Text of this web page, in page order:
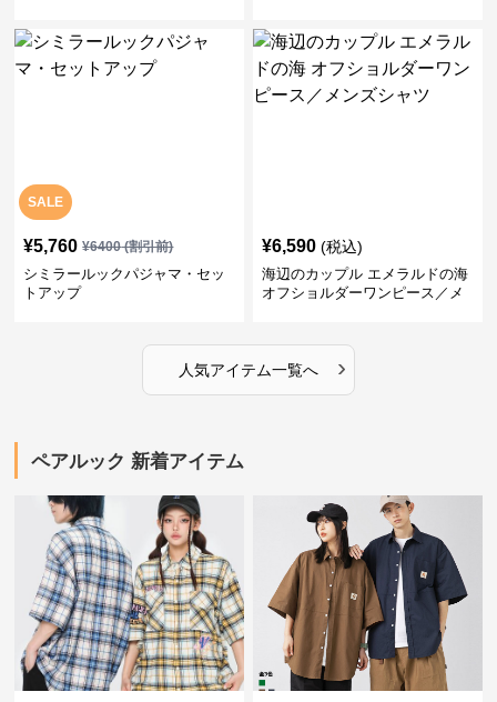
SALE
¥5,760 ¥6400(割引前)
シミラールックパジャマ・セッ
トアップ
¥6,590 (税込)
海辺のカップル エメラルドの海
オフショルダーワンピース／メ
人気アイテム一覧へ ›
ペアルック 新着アイテム